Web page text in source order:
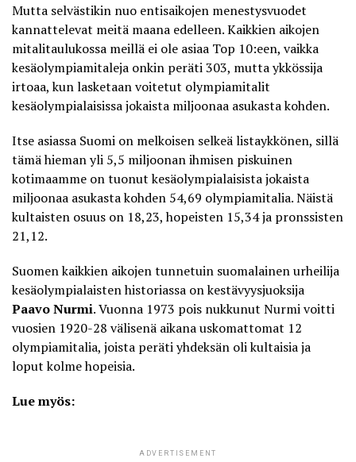
Mutta selvästikin nuo entisaikojen menestysvuodet
kannattelevat meitä maana edelleen. Kaikkien aikojen
mitalitaulukossa meillä ei ole asiaa Top 10:een, vaikka
kesäolympiamitaleja onkin peräti 303, mutta ykkössija
irtoaa, kun lasketaan voitetut olympiamitalit
kesäolympialaisissa jokaista miljoonaa asukasta kohden.
Itse asiassa Suomi on melkoisen selkeä listaykkönen, sillä
tämä hieman yli 5,5 miljoonan ihmisen piskuinen
kotimaamme on tuonut kesäolympialaisista jokaista
miljoonaa asukasta kohden 54,69 olympiamitalia. Näistä
kultaisten osuus on 18,23, hopeisten 15,34 ja pronssisten
21,12.
Suomen kaikkien aikojen tunnetuin suomalainen urheilija
kesäolympialaisten historiassa on kestävyysjuoksija
Paavo Nurmi. Vuonna 1973 pois nukkunut Nurmi voitti
vuosien 1920-28 välisenä aikana uskomattomat 12
olympiamitalia, joista peräti yhdeksän oli kultaisia ja
loput kolme hopeisia.
Lue myös:
ADVERTISEMENT